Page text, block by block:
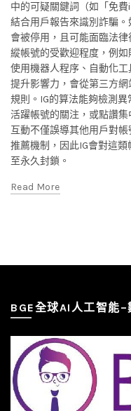
中的可疑關鍵詞（如「免
結合用戶報告來識別詐騙
會被停用，且可能面臨法
縱帳號的受歡迎程度，例
使用機器人程序、自動化
提升影響力，會從第三方
規則。IG的算法能夠檢測
活躍帳號的關注，或點讚
互動不僅誤導其他用戶對
推薦機制，因此IG會對這
至永久封鎖。
Read More
BGE全球AI人工智能–